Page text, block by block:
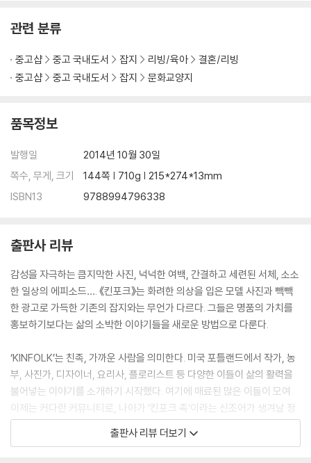
관련 분류
중고샵 중고 국내도서 잡지 리빙/육아
결혼/리빙
중고샵
중고 국내도서 잡지 문화교양지
품목정보
발행일
2014년 10월 30일
쪽수, 무게, 크기
144쪽 | 710g | 215*274*13mm
ISBN13
9788994796338
출판사 리뷰
감성을 자극하는 큼지막한 사진, 넉넉한 여백, 간결하고 세련된 서체, 소소
한 일상의 에피소드…. 《킨포크》는 화려한 의상을 입은 모델 사진과 빽빽
한 광고로 가득한 기존의 잡지와는 무언가 다르다. 그들은 명품의 가치를
홍보하기보다는 삶의 소박한 이야기들을 새로운 방법으로 다룬다.
‘KINFOLK’는 친족, 가까운 사람을 의미한다. 미국 포틀랜드에서 작가, 농
부, 사진가, 디자이너, 요리사, 플로리스트 등 다양한 이들이 삶의 활력을
불어넣는 이야기를 소개하기 시작했다. 여기에 매료된 많은 이들이 모여
이제는 커다란 커뮤니티로, 나아가 ‘킨포크 족’이라는 신조어가 생겨날 정
도로 하나의 문화 현상이 되어가고 있다.
출판사 리뷰 더보기